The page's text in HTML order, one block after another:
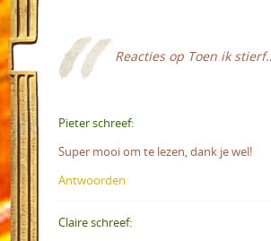
Reacties op Toen ik
Pieter schreef:
Super mooi om te lezen, dank je wel!
Antwoorden
Claire schreef: